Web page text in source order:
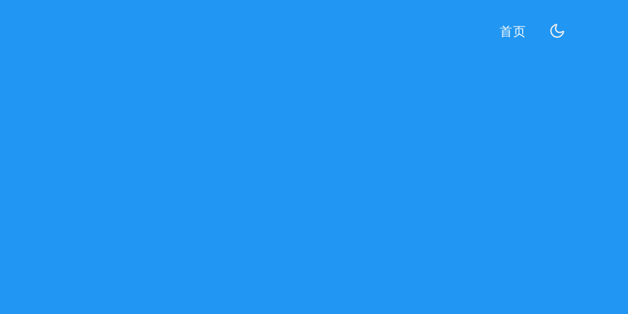
首页(current)